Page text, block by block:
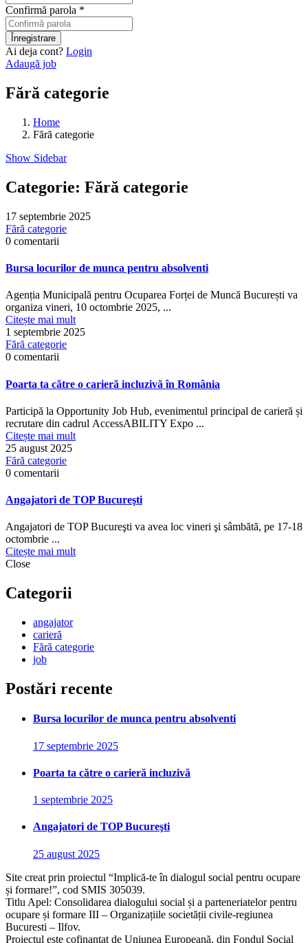
Confirmă parola *
Ai deja cont? Login
Adaugă job
Fără categorie
Home
Fără categorie
Show Sidebar
Categorie: Fără categorie
17 septembrie 2025
Fără categorie
0 comentarii
Bursa locurilor de munca pentru absolventi
Agenția Municipală pentru Ocuparea Forței de Muncă București va
organiza vineri, 10 octombrie 2025, ...
Citește mai mult
1 septembrie 2025
Fără categorie
0 comentarii
Poarta ta către o carieră incluzivă în România
Participă la Opportunity Job Hub, evenimentul principal de carieră și
recrutare din cadrul AccessABILITY Expo ...
Citește mai mult
25 august 2025
Fără categorie
0 comentarii
Angajatori de TOP Bucureşti
Angajatori de TOP Bucureşti va avea loc vineri şi sâmbătă, pe 17-18
octombrie ...
Citește mai mult
Close
Categorii
angajator
carieră
Fără categorie
job
Postări recente
Bursa locurilor de munca pentru absolventi
17 septembrie 2025
Poarta ta către o carieră incluzivă
1 septembrie 2025
Angajatori de TOP Bucureşti
25 august 2025
Site creat prin proiectul “Implică-te în dialogul social pentru ocupare
și formare!”, cod SMIS 305039.
Titlu Apel: Consolidarea dialogului social și a parteneriatelor pentru
ocupare și formare III – Organizațiile societății civile-regiunea
Bucuresti – Ilfov.
Proiectul este cofinanțat de Uniunea Europeană, din Fondul Social